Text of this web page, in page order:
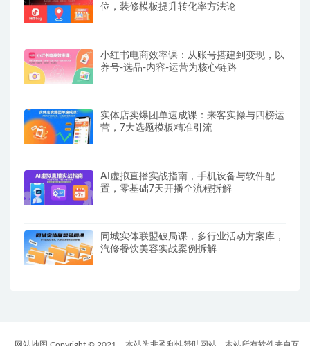
位，装修模板提升转化率方法论
小红书电商效率课：从账号搭建到变现，以
养号-选品-内容-运营为核心链路
实体店卖爆团单速成课：来客实操与四榜运
营，7大选题模板精准引流
AI虚拟直播实战指南，手机设备与软件配
置，零基础7天开播全流程拆解
同城实体联盟破局课，多行业活动方案库，
汽修餐饮美容实战案例拆解